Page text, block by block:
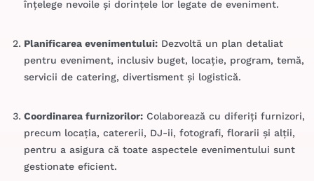
înțelege nevoile și dorințele lor legate de eveniment.
Planificarea evenimentului: Dezvoltă un plan detaliat
pentru eveniment, inclusiv buget, locație, program, temă,
servicii de catering, divertisment și logistică.
Coordinarea furnizorilor: Colaborează cu diferiți furnizori,
precum locația, catererii, DJ-ii, fotografi, florarii și alții,
pentru a asigura că toate aspectele evenimentului sunt
gestionate eficient.